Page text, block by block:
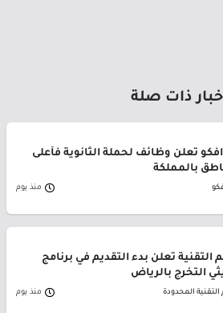
ذات صلة
تعلن وظائف لحملة الثانوية فأعلى
بالمملكة
منذ يوم
تعلن بدء التقديم في برنامج
التخرج بالرياض
المحدودة منذ يوم